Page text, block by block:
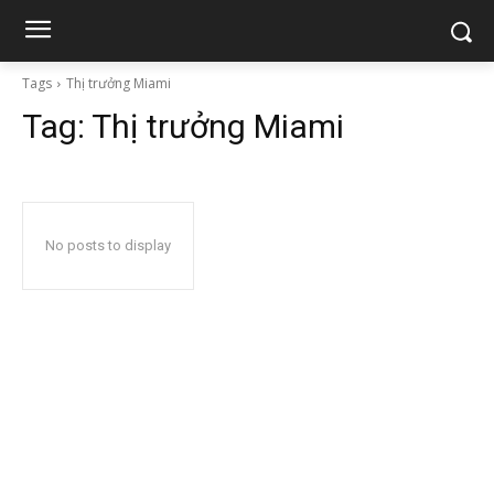
Tags Thị trưởng Miami
Tag: Thị trưởng Miami
No posts to display